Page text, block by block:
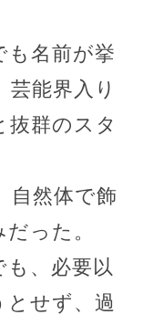
も名前が挙
能界入り
群のスタ
自然体で飾
った。
、必要以
とせず、過